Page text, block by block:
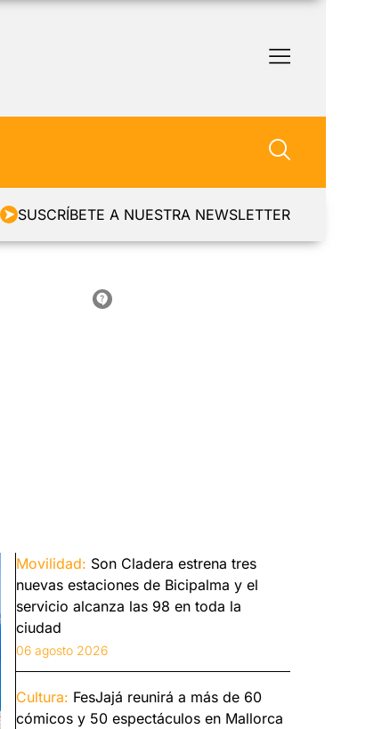
SUSCRÍBETE A NUESTRA NEWSLETTER
Movilidad: Son Cladera estrena tres
nuevas estaciones de Bicipalma y el
servicio alcanza las 98 en toda la
ciudad
06 agosto 2026
Cultura: FesJajá reunirá a más de 60
cómicos y 50 espectáculos en Mallorca